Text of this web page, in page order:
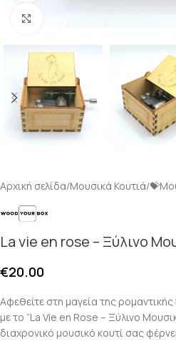
Αρχική σελίδα/Μουσικά Κουτιά/
La vie en rose – Ξύλινο
€20.00
Αφεθείτε στη μαγεία της
με το “La Vie en Rose – Ξύλινο
διαχρονικό μουσικό κουτί σας